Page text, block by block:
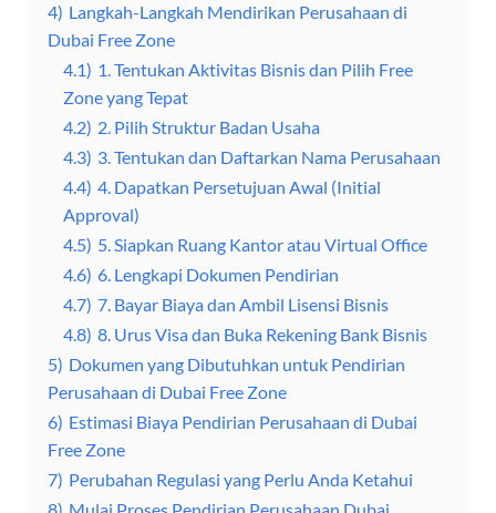
4) Langkah-Langkah Mendirikan Perusahaan di
Dubai Free Zone
4.1) 1. Tentukan Aktivitas Bisnis dan Pilih Free
Zone yang Tepat
4.2) 2. Pilih Struktur Badan Usaha
4.3) 3. Tentukan dan Daftarkan Nama Perusahaan
4.4) 4. Dapatkan Persetujuan Awal (Initial
Approval)
4.5) 5. Siapkan Ruang Kantor atau Virtual Office
4.6) 6. Lengkapi Dokumen Pendirian
4.7) 7. Bayar Biaya dan Ambil Lisensi Bisnis
4.8) 8. Urus Visa dan Buka Rekening Bank Bisnis
5) Dokumen yang Dibutuhkan untuk Pendirian
Perusahaan di Dubai Free Zone
6) Estimasi Biaya Pendirian Perusahaan di Dubai
Free Zone
7) Perubahan Regulasi yang Perlu Anda Ketahui